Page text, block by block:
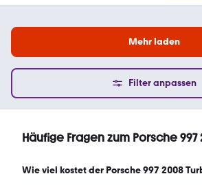
Mehr laden
Filter anpassen
Häufige Fragen zum Porsche 997
Wie viel kostet der Porsche 997 2008